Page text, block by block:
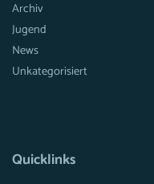
Archiv
Jugend
News
Unkategorisiert
Quicklinks